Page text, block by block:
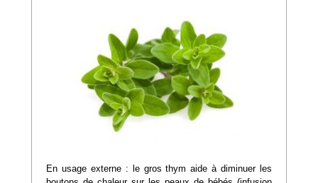
En usage externe : le gros thym aide à diminuer les